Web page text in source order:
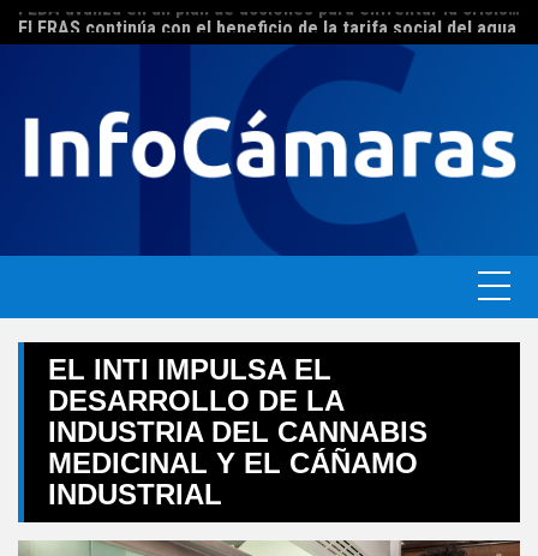
Skip
to
El ERAS continúa con el beneficio de la tarifa social del agua
EL INTI IMPULSA EL
DESARROLLO DE LA
INDUSTRIA DEL CANNABIS
MEDICINAL Y EL CÁÑAMO
INDUSTRIAL